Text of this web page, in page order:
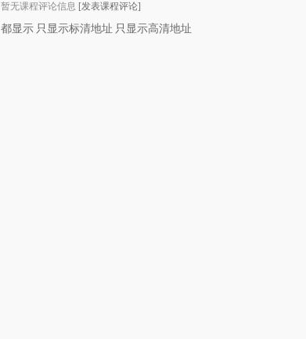
暂无课程评论信息 [发表课程评论]
都显示 只显示标清地址 只显示高清地址